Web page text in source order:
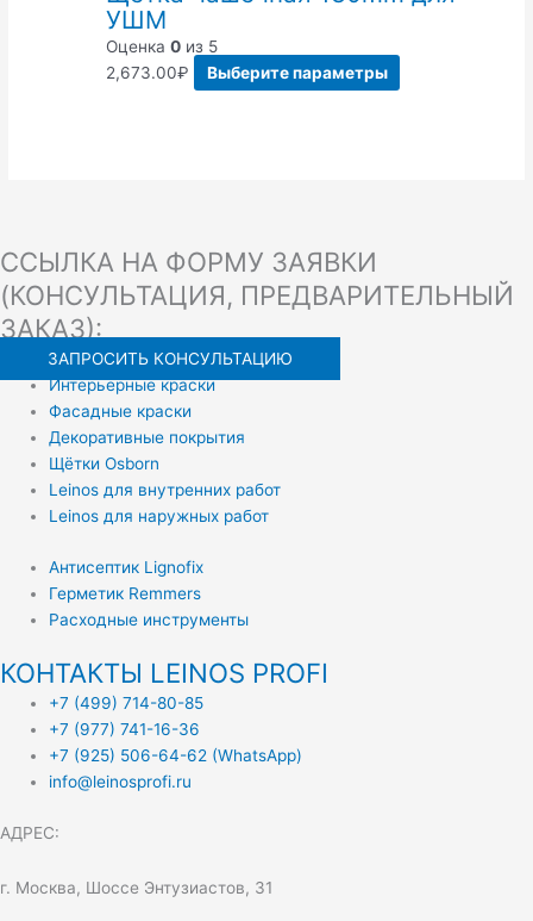
УШМ
Оценка0 из 5
2,673.00₽ Выберите параметры
ССЫЛКА НА ФОРМУ ЗАЯВКИ
(КОНСУЛЬТАЦИЯ, ПРЕДВАРИТЕЛЬНЫЙ
ЗАКАЗ):
ЗАПРОСИТЬ КОНСУЛЬТАЦИЮ
Интерьерные краски
Фасадные краски
Декоративные покрытия
Щётки Osborn
Leinos для внутренних работ
Leinos для наружных работ
Антисептик Lignofix
Герметик Remmers
Расходные инструменты
КОНТАКТЫ LEINOS PROFI
+7 (499) 714-80-85
+7 (977) 741-16-36
+7 (925) 506-64-62 (WhatsApp)
info@leinosprofi.ru
АДРЕС:
г. Москва, Шоссе Энтузиастов, 31